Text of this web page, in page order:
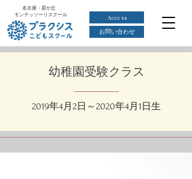
名古屋・星が丘
モンテッソーリスクール
Access
お問い合わせ
幼稚園受験クラス
2019年4月2日～2020年4月1日生